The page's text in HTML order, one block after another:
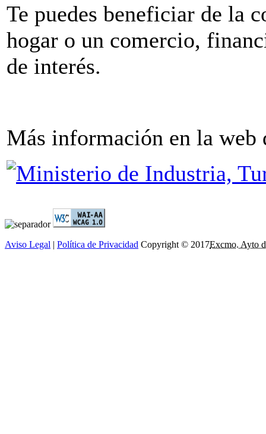
Te puedes beneficiar de la
hogar o un comercio,
de interés.
Más información en la
Aviso Legal | Política de Privacidad Copyright © 2017Excmo. Ayto